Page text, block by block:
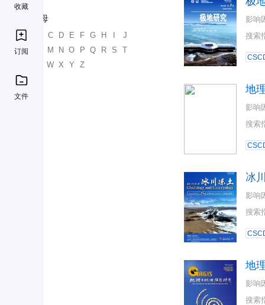
收藏
订阅
文件
首字母
C D E F G H
J
K
M N O P Q R S
T
W X Y Z
影响
搜索
地
影响
搜索
冰
影响
搜索
地
影响
搜索